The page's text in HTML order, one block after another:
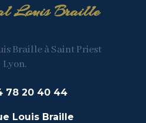
Louis Braille
Braille à Saint Priest
Lyon.
78 20 40 44
Louis Braille